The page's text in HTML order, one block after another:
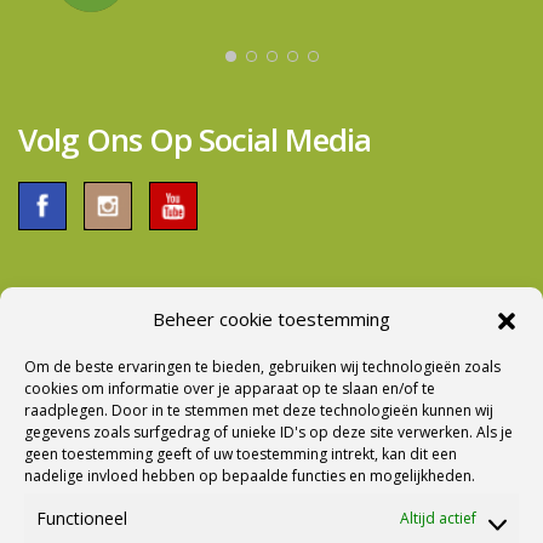
Beheer cookie toestemming
Om de beste ervaringen te bieden, gebruiken wij technologieën zoals
cookies om informatie over je apparaat op te slaan en/of te
raadplegen. Door in te stemmen met deze technologieën kunnen wij
gegevens zoals surfgedrag of unieke ID's op deze site verwerken. Als je
geen toestemming geeft of uw toestemming intrekt, kan dit een
nadelige invloed hebben op bepaalde functies en mogelijkheden.
Functioneel Altijd actief
zwaarder in gewicht. Bij aflevering werd er ook
door te nemen. Al met al een prima bedrijf om
Volg Ons Op Social Media